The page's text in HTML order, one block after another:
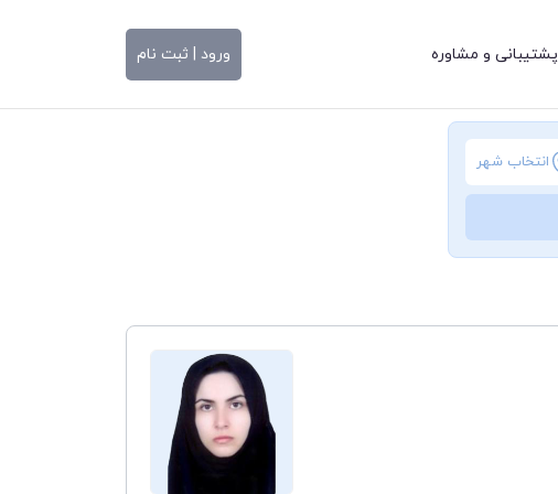
پشتیبانی و مشاوره ورود | ثبت نام
انتخاب شهر